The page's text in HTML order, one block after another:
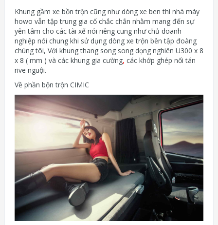
Khung gầm xe bồn trộn cũng như dòng xe ben thì nhà máy
howo vẫn tập trung gia cố chắc chắn nhằm mang đến sự
yên tâm cho các tài xế nói riêng cung như chủ doanh
nghiệp nói chung khi sử dụng dòng xe trộn bên tập đoàng
chúng tôi, Với khung thang song song dọng nghiên U300 x 8
x 8 ( mm ) và các khung gia cường, các khớp ghép nối tán
rive nguội.
Về phần bộn trộn CIMIC